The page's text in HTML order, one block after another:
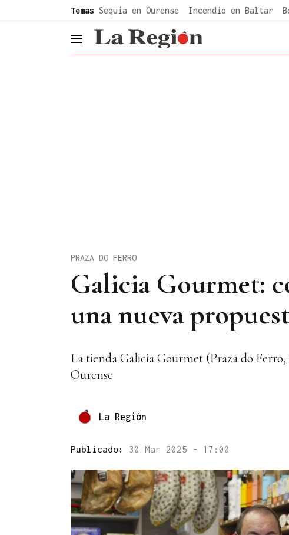
Temas Sequía en Ourense Incendio en Baltar
header.menu.open
Galicia Gourmet:
una nueva
PRAZA DO FERRO
La tienda Galicia Gourmet (Praza do
Ourense
La Región
Publicado: 30 Mar 2025 - 17:00